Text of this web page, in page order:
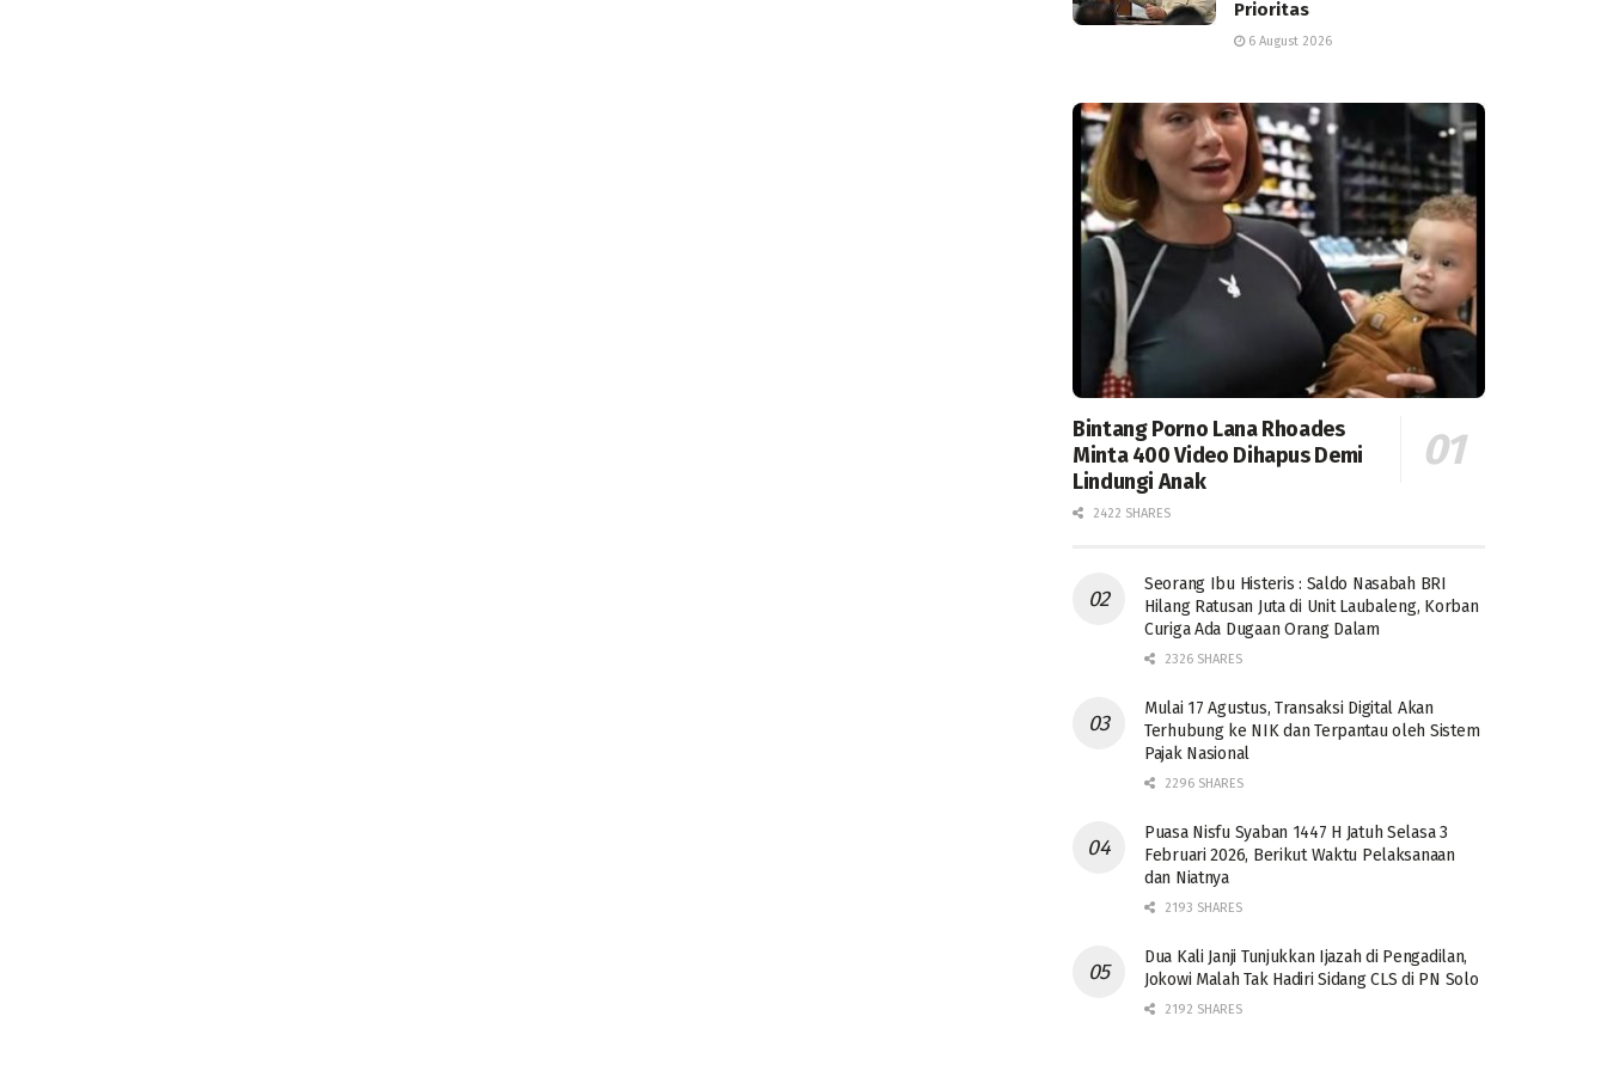
Prioritas
6 August 2026
Bintang Porno Lana Rhoades
Minta 400 Video Dihapus Demi
Lindungi Anak
2422 SHARES
Seorang Ibu Histeris : Saldo Nasabah BRI
Hilang Ratusan Juta di Unit Laubaleng, Korban
Curiga Ada Dugaan Orang Dalam
2326 SHARES
Mulai 17 Agustus, Transaksi Digital Akan
Terhubung ke NIK dan Terpantau oleh Sistem
Pajak Nasional
2296 SHARES
Puasa Nisfu Syaban 1447 H Jatuh Selasa 3
Februari 2026, Berikut Waktu Pelaksanaan
dan Niatnya
2193 SHARES
Dua Kali Janji Tunjukkan Ijazah di Pengadilan,
Jokowi Malah Tak Hadiri Sidang CLS di PN Solo
2192 SHARES